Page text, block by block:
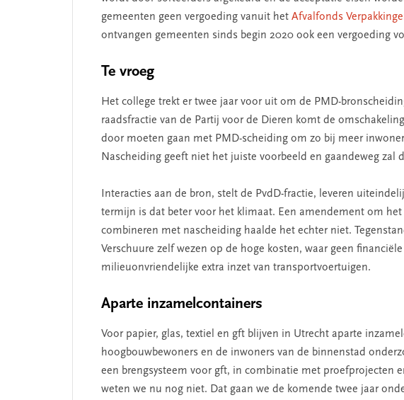
gemeenten geen vergoeding vanuit het Afvalfonds
ontvangen gemeenten sinds begin 2020 ook een vergoeding
Te vroeg
Het college trekt er twee jaar voor uit om de PMD-
raadsfractie van de Partij voor de Dieren komt de
door moeten gaan met PMD-scheiding om zo bij meer
Nascheiding geeft niet het juiste voorbeeld en gaandeweg zal
Interacties aan de bron, stelt de PvdD-fractie, leveren
termijn is dat beter voor het klimaat. Een amendement om
combineren met nascheiding haalde het echter niet.
Verschuure zelf wezen op de hoge kosten, waar geen
milieuonvriendelijke extra inzet van transportvoertuigen.
Aparte inzamelcontainers
Voor papier, glas, textiel en gft blijven in Utrecht aparte
hoogbouwbewoners en de inwoners van de binnenstad
een brengsysteem voor gft, in combinatie met proefprojecten
weten we nu nog niet. Dat gaan we de komende twee jaar